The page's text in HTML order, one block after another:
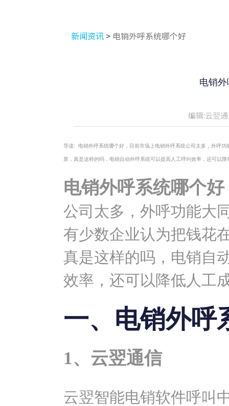
新闻资讯 > 电销外呼系统哪个好
电销
编辑:云翌
导读: 电销外呼系统哪个好，目前市场上电销外呼系统公司太多，外呼
算，真是这样的吗，电销自动外呼系统可以提高人工呼叫效率，还可以降
电销外呼系统哪个好
公司太多，外呼功能大
有少数企业认为把钱花
真是这样的吗，电销自
效率，还可以降低人工
一、电销外呼
1、云翌通信
云翌智能电销软件呼叫